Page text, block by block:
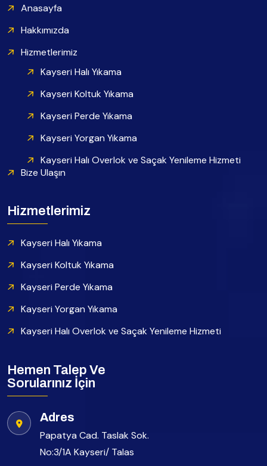
Anasayfa
Hakkımızda
Hizmetlerimiz
Kayseri Halı Yıkama
Kayseri Koltuk Yıkama
Kayseri Perde Yıkama
Kayseri Yorgan Yıkama
Kayseri Halı Overlok ve Saçak Yenileme Hizmeti
Bize Ulaşın
Hizmetlerimiz
Kayseri Halı Yıkama
Kayseri Koltuk Yıkama
Kayseri Perde Yıkama
Kayseri Yorgan Yıkama
Kayseri Halı Overlok ve Saçak Yenileme Hizmeti
Hemen Talep Ve
Sorularınız İçin
Adres
Papatya Cad. Taslak Sok.
No:3/1A Kayseri/ Talas